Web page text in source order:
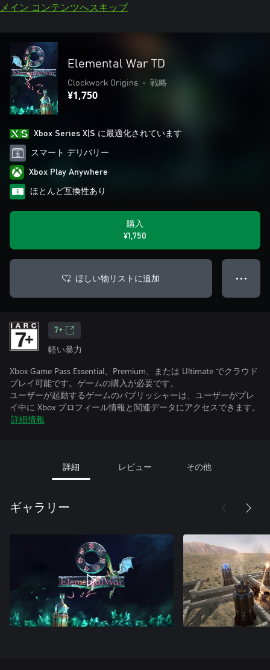
メイン コンテンツへスキップ
Elemental War TD
Clockwork Origins • 戦略
¥1,750
Xbox Series X|S に最適化されています
スマート デリバリー
Xbox Play Anywhere
ほとんど互換性あり
購入
¥1,750
ほしい物リストに追加 ● ● ●
7+
軽い暴力
Xbox Game Pass Essential、Premium、または Ultimate でクラウド
プレイ可能です。ゲームの購入が必要です。
ユーザーが起動するゲームのパブリッシャーは、ユーザーがプレ
イ中に Xbox プロフィール情報と関連データにアクセスできます。
詳細情報
詳細 レビュー その他
ギャラリー